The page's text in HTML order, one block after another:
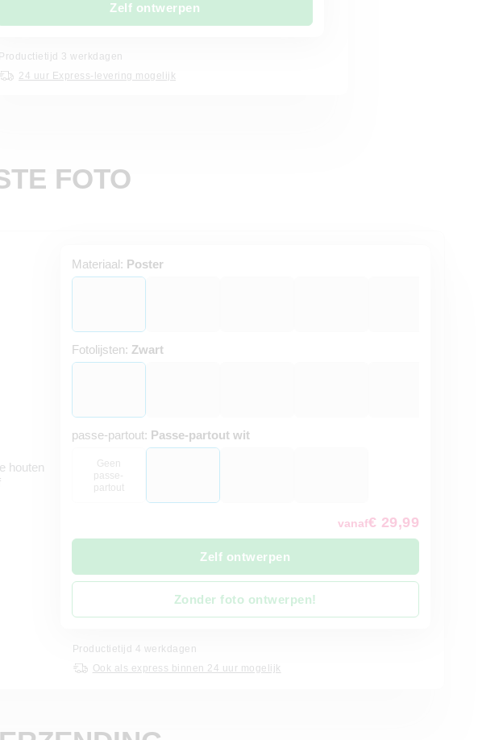
Zelf ontwerpen
Productietijd 3 werkdagen
24 uur Express-levering mogelijk
FOTO
houten
Materiaal: Poster
Fotolijsten: Zwart
passe-partout: Passe-partout wit
Geen
passe-
partout
vanaf€ 29,99
Zelf ontwerpen
Zonder foto ontwerpen!
Productietijd 4 werkdagen
Ook als express binnen 24 uur mogelijk